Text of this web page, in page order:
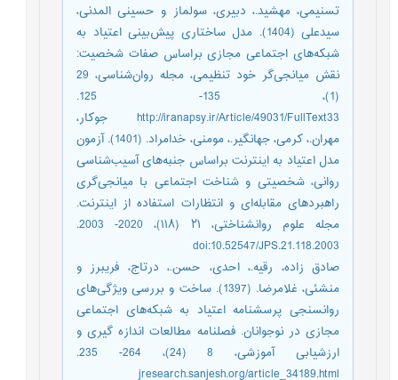
تسنیمی، مهشید.، دبیری، سولماز و حسینی المدنی،
سیدعلی (1404). مدل ساختاری پیش‌بینی اعتیاد به
شبکه‌های اجتماعی مجازی براساس صفات شخصیت:
نقش میانجی‌گر خود تنظیمی، مجله روان‌شناسی، 29
(1)، 135‌- 125.
http://iranapsy.ir/Article/49031/FullText33 جوکار،
مهران.، کرمی، جهانگیر.، مومنی، خدامراد. (1401). آزمون
مدل اعتیاد به اینترنت براساس جنبه‌های آسیب‌شناسی
روانی، شخصیتی و شناخت اجتماعی با میانجی‌گری
راهبردهای مقابله‌ای و انتظارات استفاده از اینترنت.
مجله علوم روانشناختی، ۲۱ (۱۱۸)، 2020‌- 2003.
doi:10.52547/JPS.21.118.2003
صادق زاده، رقیه.، احدی، حسن.، درتاج، فریبرز و
منشئی، غلامرضا. (1397). ساخت و بررسی ویژگی‌های
روانسنجی پرسشنامه اعتیاد به شبکه‌های اجتماعی
مجازی در نوجوانان. فصلنامه مطالعات اندازه گیری و
ارزشیابی آموزشی، 8 (24)، 264‌- 235.
jresearch.sanjesh.org/article_34189.html